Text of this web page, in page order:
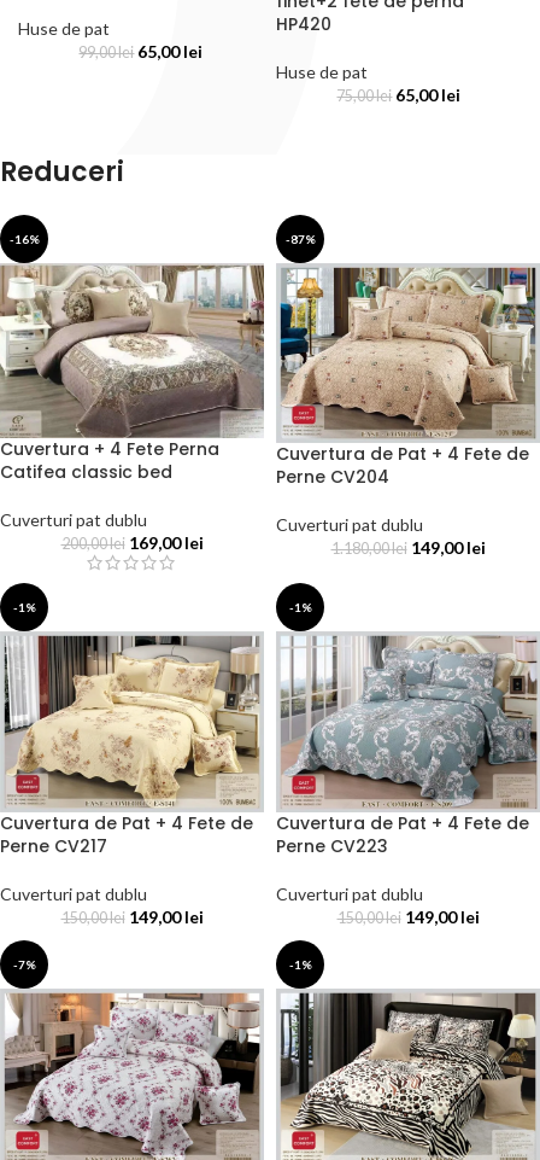
Huse de pat
99,00lei 65,00lei
HP420
Huse de pat
75,00lei 65,00lei
Reduceri
-16%
Cuvertura + 4 Fete Perna
Catifea classic bed
Cuverturi pat dublu
200,00lei 169,00lei
-87%
Cuvertura de Pat + 4 Fete de
Perne CV204
Cuverturi pat dublu
1.180,00lei 149,00lei
-1%
Cuvertura de Pat + 4 Fete de
Perne CV217
Cuverturi pat dublu
150,00lei 149,00lei
-1%
Cuvertura de Pat + 4 Fete de
Perne CV223
Cuverturi pat dublu
150,00lei 149,00lei
-7% -1%